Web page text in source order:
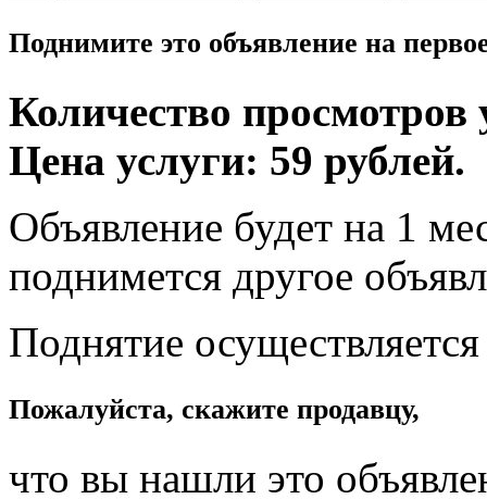
Поднимите это объявление на
Количество просмотров
Цена услуги: 59 рублей.
Объявление будет на 1
поднимется другое
Поднятие
Пожалуйста, скажите продавцу,
что вы нашли это